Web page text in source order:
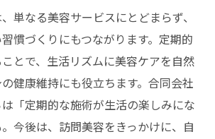
単なる美容サービスにとどまらず、
慣づくりにもつながります。定期的
とで、生活リズムに美容ケアを自然
健康維持にも役立ちます。合同会社
「定期的な施術が生活の楽しみにな
今後は、訪問美容をきっかけに、自